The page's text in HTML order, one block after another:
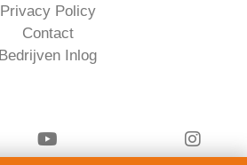
Privacy Policy
Contact
Bedrijven Inlog